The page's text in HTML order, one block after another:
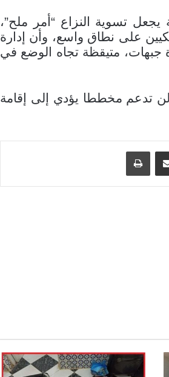
تسوية النزاع “أمر ملح”،
على نطاق واسع، وأن إدارة
جبهات، متيقظة تجاه الوضع في
تدعم مخططا يؤدي إلى إقامة
مشاركة عبر البريد طباعة